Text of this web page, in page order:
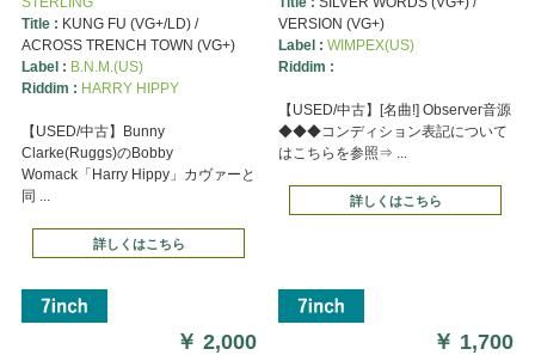
Title : KUNG FU (VG+/LD) /
ACROSS TRENCH TOWN (VG+)
Label : B.N.M.(US)
Riddim : HARRY HIPPY
【USED/中古】Bunny
Clarke(Ruggs)のBobby
Womack「Harry Hippy」カヴァーと
同 ...
詳しくはこちら
￥2,000
VERSION (VG+)
Label : WIMPEX(US)
Riddim :
【USED/中古】[名曲!] Observer音源
◆◆◆コンディション表記について
はこちらを参照⇒ ...
詳しくはこちら
￥ 1,700